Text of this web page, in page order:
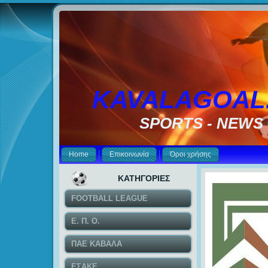
SPORTS - NEWS
Home Επικοινωνία Όροι χρήσης
ΚΑΤΗΓΟΡΙΕΣ
FOOTBALL LEAGUE
Ε. Π. Ο.
ΠΑΕ ΚΑΒΑΛΑ